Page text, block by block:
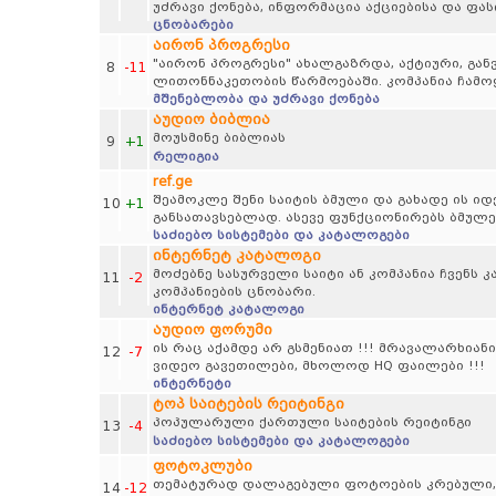
უძრავი ქონება, ინფორმაცია აქციებისა და
ცნობარები
8 -11
აირონ პროგრესი
"აირონ პროგრესი" ახალგაზრდა, აქტიური,
ლითონნაკეთობის წარმოებაში. კომპანია
მშენებლობა და უძრავი ქონება
9 +1
აუდიო ბიბლია
მოუსმინე ბიბლიას
რელიგია
10 +1
ref.ge
შეამოკლე შენი საიტის ბმული და გახადე ის
განსათავსებლად. ასევე ფუნქციონირებს
საძიებო სისტემები და კატალოგები
11 -2
ინტერნეტ კატალოგი
მოძებნე სასურველი საიტი ან კომპანია
კომპანიების ცნობარი.
ინტერნეტ კატალოგი
12 -7
აუდიო ფორუმი
ის რაც აქამდე არ გსმენიათ !!! მრავალარხიანი
ვიდეო გავეთილები, მხოლოდ HQ ფაილები !!!
ინტერნეტი
13 -4
ტოპ საიტების რეიტინგი
პოპულარული ქართული საიტების რეიტინგი
საძიებო სისტემები და კატალოგები
14 -12
ფოტოკლუბი
თემატურად დალაგებული ფოტოების კრებული,